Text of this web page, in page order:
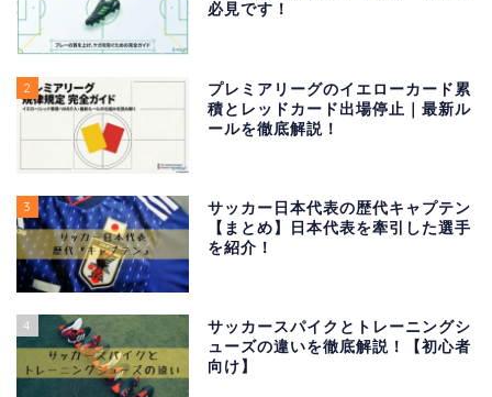
必見です！
2
プレミアリーグのイエローカード累
積とレッドカード出場停止｜最新ル
ールを徹底解説！
3
サッカー日本代表の歴代キャプテン
【まとめ】日本代表を牽引した選手
を紹介！
4
サッカースパイクとトレーニングシ
ューズの違いを徹底解説！【初心者
向け】